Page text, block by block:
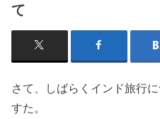
て
さて、しばらくインド旅行
すた。